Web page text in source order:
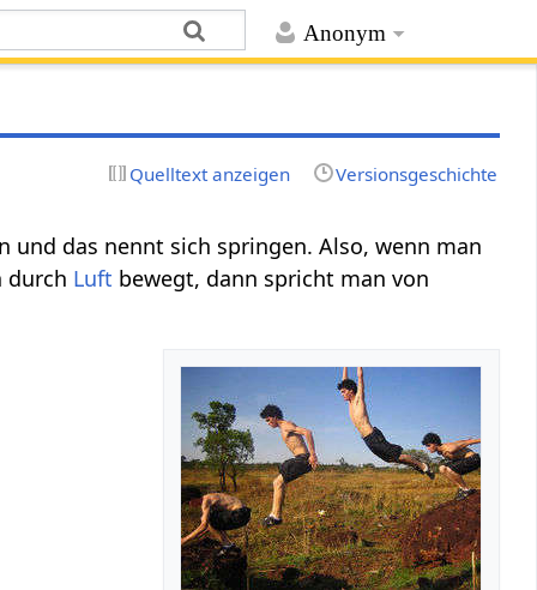
Anonym
Quelltext anzeigen Versionsgeschichte
das nennt sich springen. Also, wenn man
durch Luft bewegt, dann spricht man von